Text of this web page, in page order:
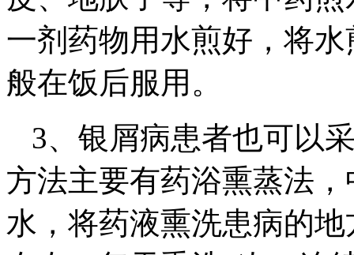
一剂药物用水煎好，将
般在饭后服用。
3、银屑病患者也可以
方法主要有药浴熏蒸法
水，将药液熏洗患病的